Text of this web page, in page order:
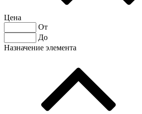
Цена
От
До
Назначение элемента